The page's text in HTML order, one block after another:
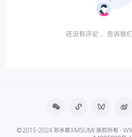
还没有评论， 告诉我
©2015-2024 苏米客XMSUMI 版权所有 ·